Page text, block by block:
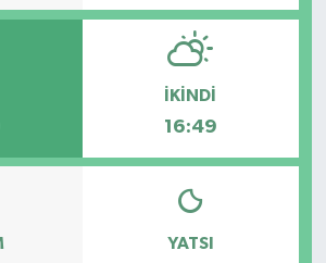
İKINDI
16:49
YATSI